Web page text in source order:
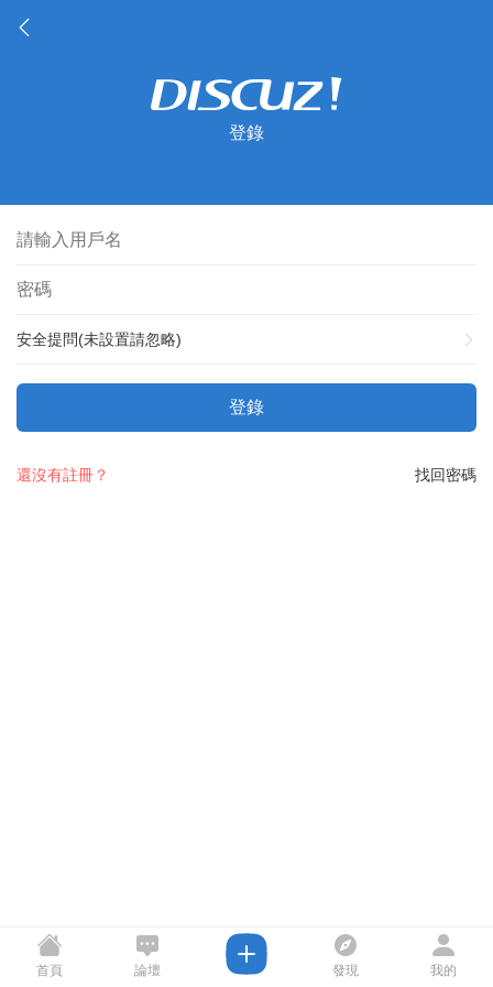
登錄
安全提問(未設置請忽略)
登錄
找回密碼
還沒有註冊？
首頁 論壇 發現 我的